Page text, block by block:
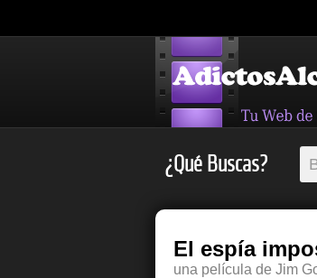
¿Qué Buscas?
El espía
una película de Jim